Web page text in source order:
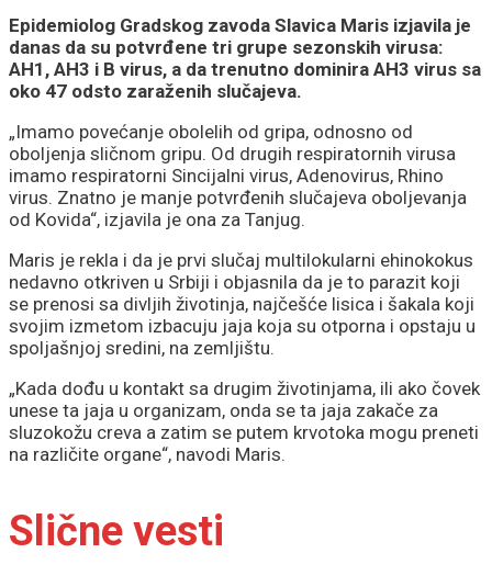
Epidemiolog Gradskog zavoda Slavica Maris izjavila je
danas da su potvrđene tri grupe sezonskih virusa:
AH1, AH3 i B virus, a da trenutno dominira AH3 virus sa
oko 47 odsto zaraženih slučajeva.
„Imamo povećanje obolelih od gripa, odnosno od
oboljenja sličnom gripu. Od drugih respiratornih virusa
imamo respiratorni Sincijalni virus, Adenovirus, Rhino
virus. Znatno je manje potvrđenih slučajeva oboljevanja
od Kovida“, izjavila je ona za Tanjug.
Maris je rekla i da je prvi slučaj multilokularni ehinokokus
nedavno otkriven u Srbiji i objasnila da je to parazit koji
se prenosi sa divljih životinja, najčešće lisica i šakala koji
svojim izmetom izbacuju jaja koja su otporna i opstaju u
spoljašnjoj sredini, na zemljištu.
„Kada dođu u kontakt sa drugim životinjama, ili ako čovek
unese ta jaja u organizam, onda se ta jaja zakače za
sluzokožu creva a zatim se putem krvotoka mogu preneti
na različite organe“, navodi Maris.
Slične vesti